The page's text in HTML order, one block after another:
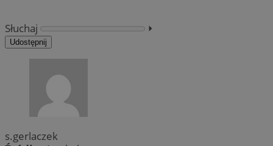
Słuchaj ⏵︎
Udostępnij
s.gerlaczek